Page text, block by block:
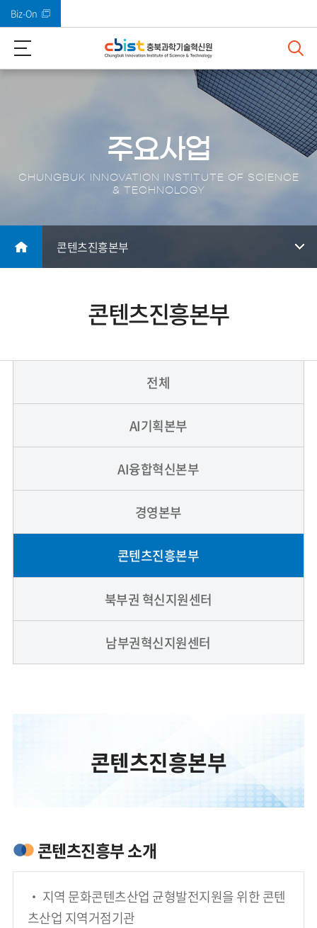
Biz-On
주요사업
CHUNGBUK INNOVATION INSTITUTE OF SCIENCE
& TECHNOLOGY
콘텐츠진흥본부
콘텐츠진흥본부
전체
AI기획본부
AI융합혁신본부
경영본부
콘텐츠진흥본부
북부권 혁신지원센터
남부권혁신지원센터
콘텐츠진흥본부
콘텐츠진흥부 소개
‧ 지역 문화콘텐츠산업 균형발전지원을 위한 콘텐
츠산업 지역거점기관